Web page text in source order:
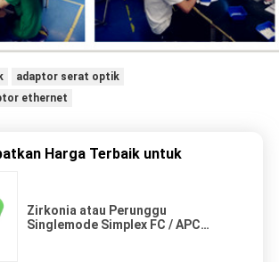
adaptor serat optik
ethernet
Harga Terbaik untuk
Zirkonia atau Perunggu
Singlemode Simplex FC / APC